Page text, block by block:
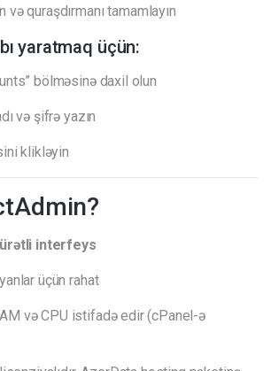
quraşdırmanı tamamlayın
yaratmaq üçün:
bölməsinə daxil olun
və şifrə yazın
klikləyin
interfeys
üçün rahat
və CPU istifadə edir (cPanel-ə